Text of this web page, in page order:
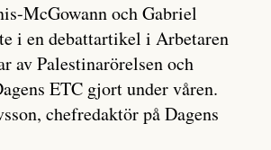
McGowann och Gabriel
i en debattartikel i Arbetaren
av Palestinarörelsen och
ETC gjort under våren.
chefredaktör på Dagens